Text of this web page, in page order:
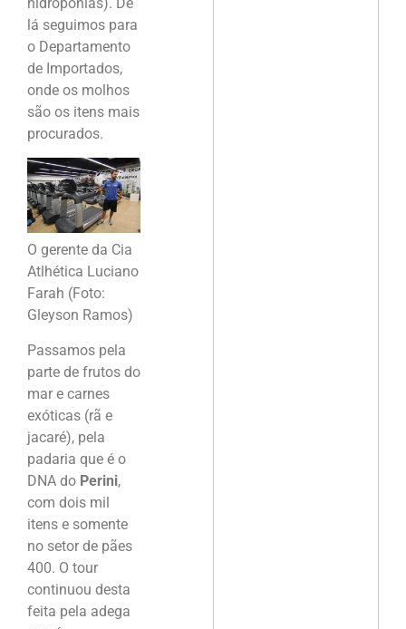
lá seguimos para
o Departamento
de Importados,
onde os molhos
são os itens mais
procurados.
O gerente da Cia
Atlhética Luciano
Farah (Foto:
Gleyson Ramos)
Passamos pela
parte de frutos do
mar e carnes
exóticas (rã e
jacaré), pela
padaria que é o
DNA do Perini,
com dois mil
itens e somente
no setor de pães
400. O tour
continuou desta
feita pela adega